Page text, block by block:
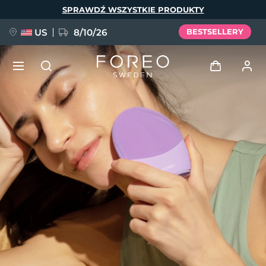
SPRAWDŹ WSZYSTKIE PRODUKTY
US 8/10/26 BESTSELLERY
Profil użytkownika
Moje urządzenia
Moje zamówienia
Moje adresy
Moje subskrypcje
NOWOŚĆ
FAQ™ Pure Beauty-Tech Elixir
BREAKING NEWS
issa™ Teeth Whitening Set
Język
English Deutsch
Español
Français
Italiano
Português
Svenska
Русский
Türkçe
简体中文 繁體中文